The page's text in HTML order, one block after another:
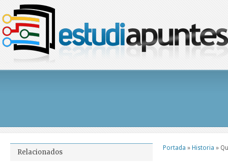
Portada » Historia »
Relacionados